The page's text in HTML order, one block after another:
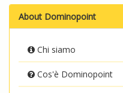
About Dominopoint
Chi siamo
Cos'è Dominopoint